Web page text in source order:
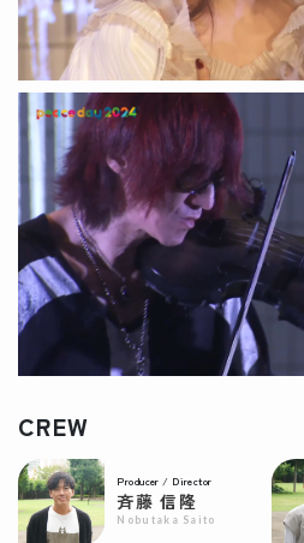
CREW
Producer / Director
斉藤 信隆
Nobutaka Saito